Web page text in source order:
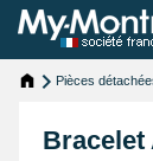
Pièces
Bracelet